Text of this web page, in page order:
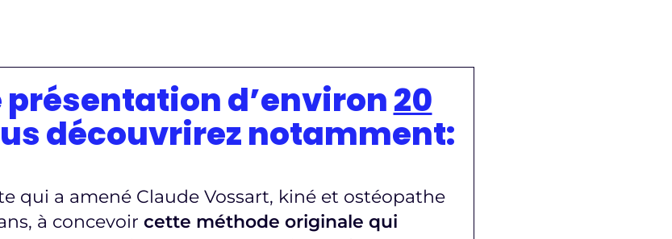
présentation d’environ20
découvrirez notamment:
qui a amené Claude Vossart, kiné et ostéopathe
à concevoir cette méthode originale qui